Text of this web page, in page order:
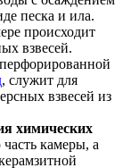
песка и ила.
происходит
взвесей.
, служит для
взвесей из
химических
камеры, а